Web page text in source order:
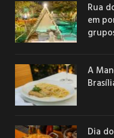
Rua
em
A
Dia